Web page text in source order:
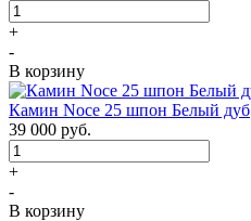
+
-
В корзину
Камин Noce 25 шпон Белый дуб
39 000 руб.
+
-
В корзину